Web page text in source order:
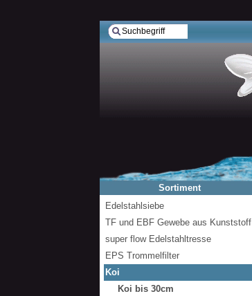
Sortiment
Edelstahlsiebe
TF und EBF Gewebe aus Kunststoff
super flow Edelstahltresse
EPS Trommelfilter
Koi
Koi bis 30cm